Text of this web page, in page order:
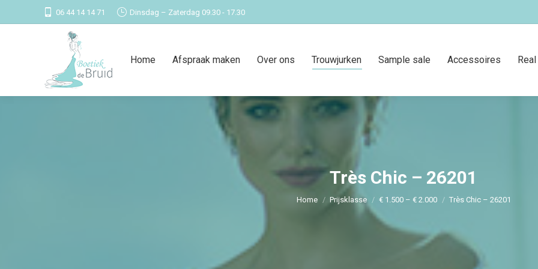
06 44 14 14 71 Dinsdag – Zaterdag 09.30 - 17.30
Home Afspraak maken Over ons Trouwjurken Sample sale Accessoires
Très Chic – 26201
Je bent hier:
Home Prijsklasse € 1.500 – € 2.000 Très Chic – 26201